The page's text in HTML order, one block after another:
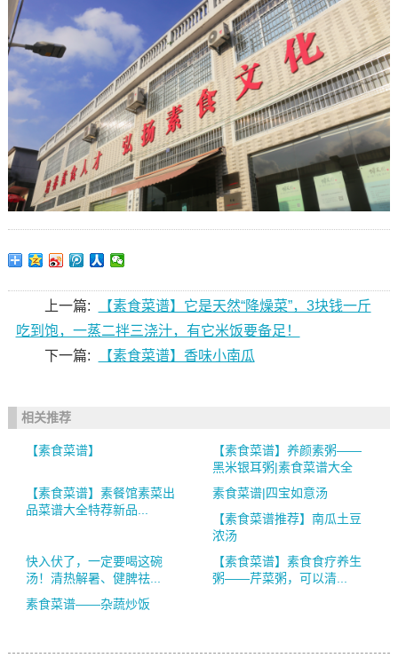
上一篇:
【素食菜谱】它是天然“降燥菜”，3块钱一斤
吃到饱，一蒸二拌三浇汁，有它米饭要备足！
下一篇:
【素食菜谱】香味小南瓜
相关推荐
【素食菜谱】
【素食菜谱】养颜素粥——
黑米银耳粥|素食菜谱大全
【素食菜谱】素餐馆素菜出
品菜谱大全特荐新品...
素食菜谱|四宝如意汤
【素食菜谱推荐】南瓜土豆
浓汤
快入伏了，一定要喝这碗
汤！清热解暑、健脾祛...
【素食菜谱】素食食疗养生
粥——芹菜粥，可以清...
素食菜谱——杂蔬炒饭